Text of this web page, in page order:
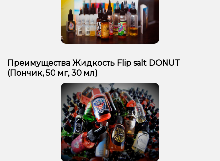
Преимущества Жидкость Flip salt DONUT
(Пончик, 50 мг, 30 мл)